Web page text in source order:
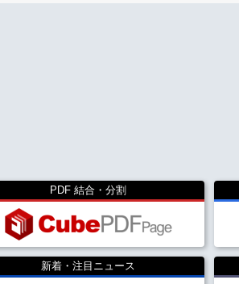
PDF 結合・分割
新着・注目ニュース